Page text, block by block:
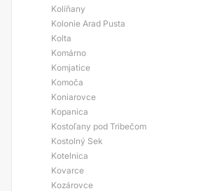
Kolíňany
Kolonie Arad Pusta
Kolta
Komárno
Komjatice
Komoča
Koniarovce
Kopanica
Kostoľany pod Tribečom
Kostolný Sek
Kotelnica
Kovarce
Kozárovce